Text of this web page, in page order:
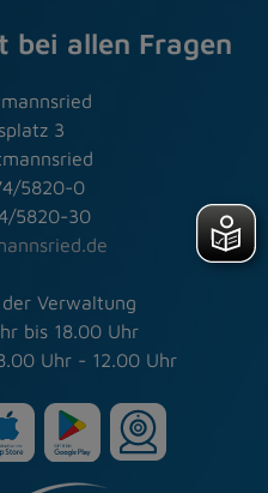
bei allen Fragen
3
5820-0
5820-30
Verwaltung
bis 18.00 Uhr
Uhr - 12.00 Uhr